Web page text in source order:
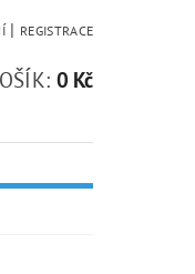
| REGISTRACE
0 Kč